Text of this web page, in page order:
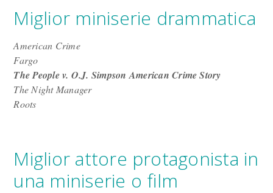
Miglior miniserie drammatica
American Crime
Fargo
The People v. O.J. Simpson American Crime Story
The Night Manager
Roots
Miglior attore protagonista in
una miniserie o film